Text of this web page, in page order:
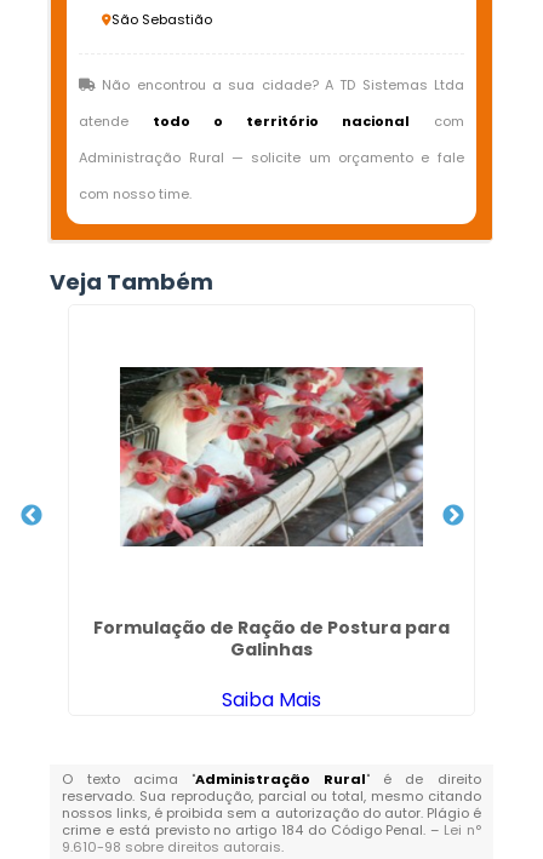
São Sebastião
Não encontrou a sua cidade? A TD Sistemas Ltda
atende todo o território nacional com
Administração Rural — solicite um orçamento e fale
com nosso time.
Veja Também
Formulação de Ração de Postura para
Galinhas
Saiba Mais
O texto acima "Administração Rural" é de direito
reservado. Sua reprodução, parcial ou total, mesmo citando
nossos links, é proibida sem a autorização do autor. Plágio é
crime e está previsto no artigo 184 do Código Penal. – Lei n°
9.610-98 sobre direitos autorais.